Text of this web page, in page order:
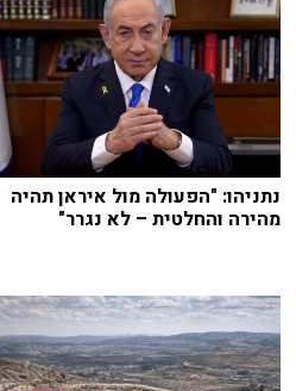
נתניהו: "הפעולה מול איראן תהיה
מהירה והחלטית – לא נגרר"